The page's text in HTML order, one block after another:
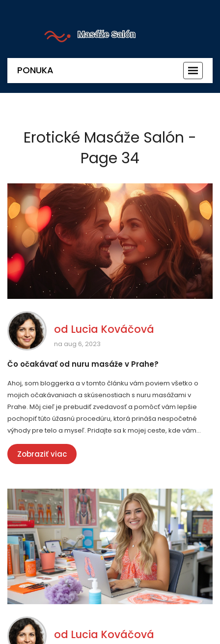
PONUKA
Erotické Masáže Salón -
Page 34
od Lucia Kováčová
na aug 6, 2023
Čo očakávať od nuru masáže v Prahe?
Ahoj, som bloggerka a v tomto článku vám poviem všetko o
mojich očakávaniach a skúsenostiach s nuru masážami v
Prahe. Môj cieľ je prebudiť zvedavosť a pomôcť vám lepšie
pochopiť túto úžasnú procedúru, ktorá prináša nespočetné
výhody pre telo a myseľ. Pridajte sa k mojej ceste, kde vám
ukážem, na čo sa môžete tešiť a ako z nuru masáže čerpať
maximum.
Zobraziť viac
od Lucia Kováčová